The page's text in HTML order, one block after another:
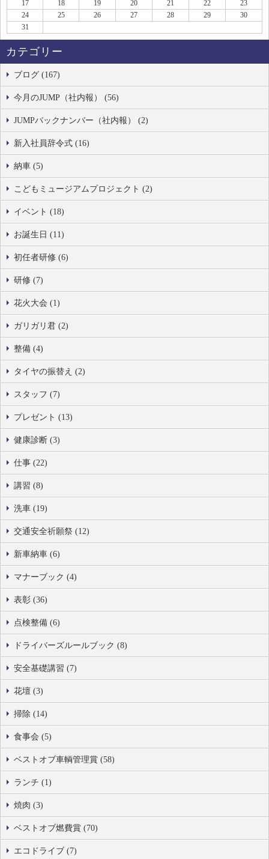
17
18 19 20 21 22
23
24
25 26 27 28 29
30
31
カテゴリー
ブログ (167)
今月のJUMP（社内報） (56)
JUMPバックナンバー（社内報） (2)
新入社員辞令式 (16)
納車 (5)
こどもミュージアムプロジェクト (2)
イベント (18)
お誕生日 (11)
初任者研修 (6)
研修 (7)
花火大会 (1)
ガリガリ君 (2)
整備 (4)
タイヤの振替え (2)
スタッフ (7)
プレゼント (13)
健康診断 (3)
仕事 (22)
講習 (8)
洗車 (19)
交通安全祈願祭 (12)
新車納車 (6)
マナーブック (4)
表彰 (36)
点検整備 (6)
ドライバーズルールブック (8)
安全基礎講習 (7)
花壇 (3)
掃除 (14)
食事会 (5)
ベストオブ車輌管理賞 (58)
ランチ (1)
焼肉 (3)
ベストオブ燃費賞 (70)
エコドライブ (7)